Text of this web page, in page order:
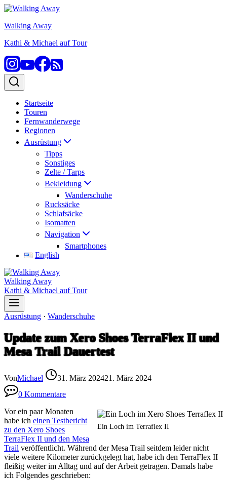
Zum
springen
Walking Away
Kathi & Michael auf Tour
Startseite
Touren
Fernwanderwege
Regionen
Ausrüstung
Tipps
Sonstiges
Zelte / Tarps
Bekleidung
Wanderschuhe
Rucksäcke
Schlafsäcke
Isomatten
Navigation
Smartphones
English
Walking Away
Kathi & Michael auf Tour
Ausrüstung · Wanderschuhe
Update zum Xero Shoes TerraFlex II und
Mesa Trail Dauertest
VonMichael 31. März 202421. März 2024
0 Kommentare
Ein Loch im Terraflex II
Vor ein paar Monaten
habe ich einen Testbericht
zu den Xero Shoes
TerraFlex II und den Mesa
Trail veröffentlicht. Während der Mesa Trail seitdem leider nicht
viele weitere Kilometer zurückgelegt hat, habe ich den TerraFlex II
fleißig weiter im Alltag und auf der Arbeit getragen. Damals habe
ich Folgendes geschrieben: